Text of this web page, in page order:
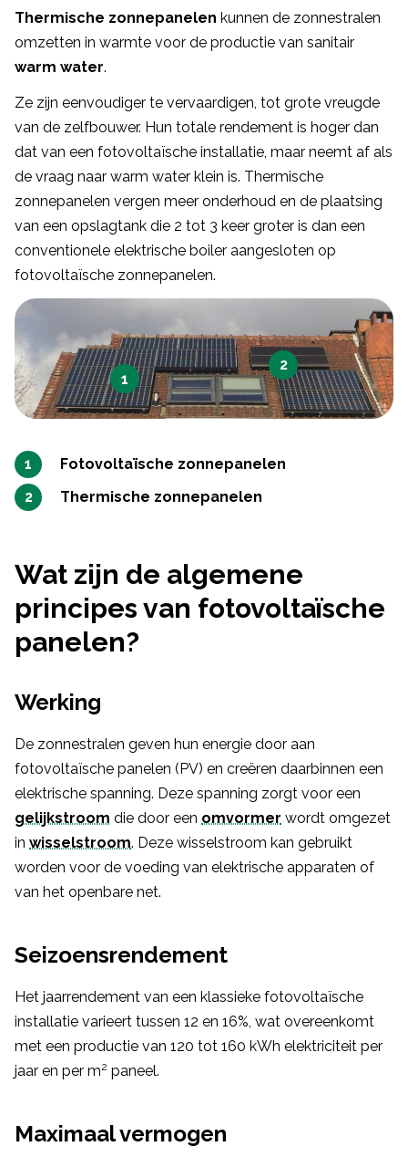
Thermische zonnepanelen kunnen de zonnestralen
omzetten in warmte voor de productie van sanitair
warm water.
Ze zijn eenvoudiger te vervaardigen, tot grote vreugde
van de zelfbouwer. Hun totale rendement is hoger dan
dat van een fotovoltaïsche installatie, maar neemt af als
de vraag naar warm water klein is. Thermische
zonnepanelen vergen meer onderhoud en de plaatsing
van een opslagtank die 2 tot 3 keer groter is dan een
conventionele elektrische boiler aangesloten op
fotovoltaïsche zonnepanelen.
1
2
Fotovoltaïsche zonnepanelen
Thermische zonnepanelen
Wat zijn de algemene
principes van fotovoltaïsche
panelen?
Werking
De zonnestralen geven hun energie door aan
fotovoltaïsche panelen (PV) en creëren daarbinnen een
elektrische spanning. Deze spanning zorgt voor een
gelijkstroom die door een omvormer wordt omgezet
in wisselstroom. Deze wisselstroom kan gebruikt
worden voor de voeding van elektrische apparaten of
van het openbare net.
Seizoensrendement
Het jaarrendement van een klassieke fotovoltaïsche
installatie varieert tussen 12 en 16%, wat overeenkomt
met een productie van 120 tot 160 kWh elektriciteit per
jaar en per m2 paneel.
Maximaal vermogen